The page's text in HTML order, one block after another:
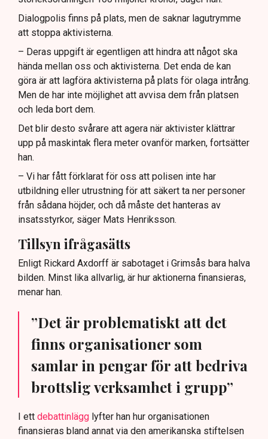
Dialogpolis finns på plats, men de saknar lagutrymme
att stoppa aktivisterna.
– Deras uppgift är egentligen att hindra att något ska
hända mellan oss och aktivisterna. Det enda de kan
göra är att lagföra aktivisterna på plats för olaga intrång.
Men de har inte möjlighet att avvisa dem från platsen
och leda bort dem.
Det blir desto svårare att agera när aktivister klättrar
upp på maskintak flera meter ovanför marken, fortsätter
han.
– Vi har fått förklarat för oss att polisen inte har
utbildning eller utrustning för att säkert ta ner personer
från sådana höjder, och då måste det hanteras av
insatsstyrkor, säger Mats Henriksson.
Tillsyn ifrågasätts
Enligt Rickard Axdorff är sabotaget i Grimsås bara halva
bilden. Minst lika allvarlig, är hur aktionerna finansieras,
menar han.
”Det är problematiskt att det
finns organisationer som
samlar in pengar för att bedriva
brottslig verksamhet i grupp”
I ett debattinlägg lyfter han hur organisationen
finansieras bland annat via den amerikanska stiftelsen